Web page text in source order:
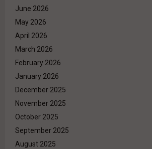
June 2026
May 2026
April 2026
March 2026
February 2026
January 2026
December 2025
November 2025
October 2025
September 2025
August 2025